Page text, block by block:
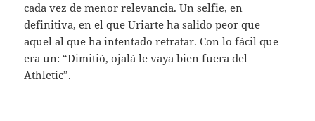
cada vez de menor relevancia. Un selfie, en
definitiva, en el que Uriarte ha salido peor que
aquel al que ha intentado retratar. Con lo fácil que
era un: “Dimitió, ojalá le vaya bien fuera del
Athletic”.